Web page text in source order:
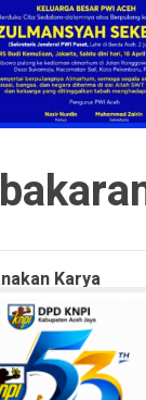
Karya
Pasar